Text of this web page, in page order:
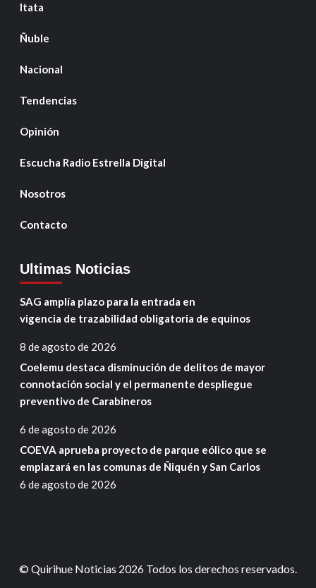
Itata
Ñuble
Nacional
Tendencias
Opinión
Escucha Radio Estrella Digital
Nosotros
Contacto
Ultimas Noticias
SAG amplía plazo para la entrada en
vigencia de trazabilidad obligatoria de equinos
8 de agosto de 2026
Coelemu destaca disminución de delitos de mayor
connotación social y el permanente despliegue
preventivo de Carabineros
6 de agosto de 2026
COEVA aprueba proyecto de parque eólico que se
emplazará en las comunas de Ñiquén y San Carlos
6 de agosto de 2026